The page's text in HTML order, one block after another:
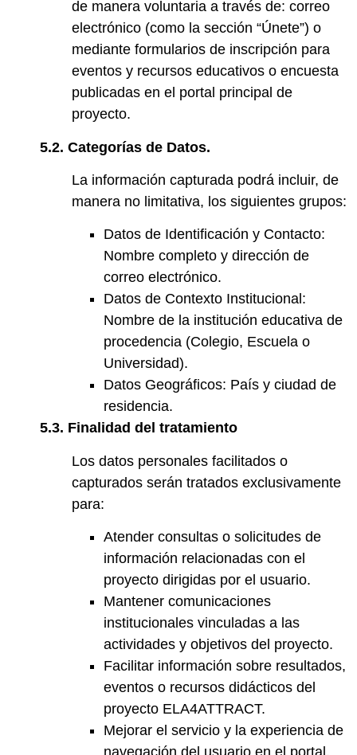
de manera voluntaria a través de: correo
electrónico (como la sección “Únete”) o
mediante formularios de inscripción para
eventos y recursos educativos o encuesta
publicadas en el portal principal de
proyecto.
5.2. Categorías de Datos.
La información capturada podrá incluir, de
manera no limitativa, los siguientes grupos:
Datos de Identificación y Contacto:
Nombre completo y dirección de
correo electrónico.
Datos de Contexto Institucional:
Nombre de la institución educativa de
procedencia (Colegio, Escuela o
Universidad).
Datos Geográficos: País y ciudad de
residencia.
5.3. Finalidad del tratamiento
Los datos personales facilitados o
capturados serán tratados exclusivamente
para:
Atender consultas o solicitudes de
información relacionadas con el
proyecto dirigidas por el usuario.
Mantener comunicaciones
institucionales vinculadas a las
actividades y objetivos del proyecto.
Facilitar información sobre resultados,
eventos o recursos didácticos del
proyecto ELA4ATTRACT.
Mejorar el servicio y la experiencia de